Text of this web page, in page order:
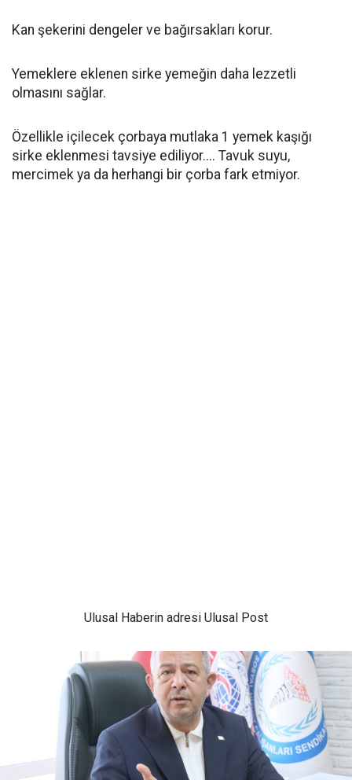
Kan şekerini dengeler ve bağırsakları korur.
Yemeklere eklenen sirke yemeğin daha lezzetli
olmasını sağlar.
Özellikle içilecek çorbaya mutlaka 1 yemek kaşığı
sirke eklenmesi tavsiye ediliyor.... Tavuk suyu,
mercimek ya da herhangi bir çorba fark etmiyor.
Ulusal Haberin adresi Ulusal Post